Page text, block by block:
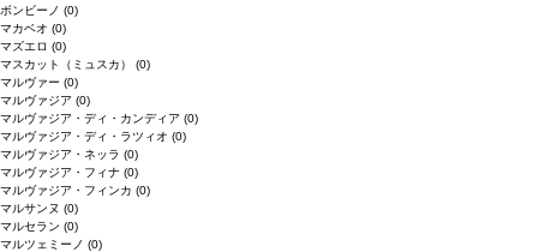
ボンビーノ (0)
マカベオ (0)
マズエロ (0)
マスカット（ミュスカ） (0)
マルヴァー (0)
マルヴァジア (0)
マルヴァジア・ディ・カンディア (0)
マルヴァジア・ディ・ラツィオ (0)
マルヴァジア・ネッラ (0)
マルヴァジア・フィナ (0)
マルヴァジア・フィンカ (0)
マルサンヌ (0)
マルセラン (0)
マルツェミーノ (0)